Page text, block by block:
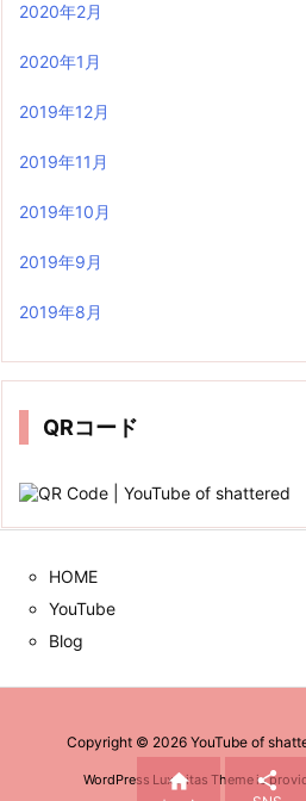
2020年2月
2020年1月
2019年12月
2019年11月
2019年10月
2019年9月
2019年8月
QRコード
HOME
YouTube
Blog
Copyright © 2026 YouTube of
WordPress Luxeritas Theme is
 